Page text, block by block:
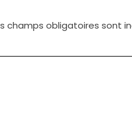
champs obligatoires sont